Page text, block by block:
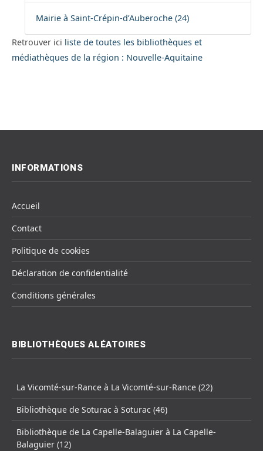
Mairie à Saint-Crépin-d’Auberoche (24)
Retrouver ici liste de toutes les bibliothèques et
médiathèques de la région : Nouvelle-Aquitaine
INFORMATIONS
Accueil
Contact
Politique de cookies
Déclaration de confidentialité
Conditions générales
BIBLIOTHÈQUES ALÉATOIRES
La Vicomté-sur-Rance à La Vicomté-sur-Rance (22)
Bibliothèque de Soturac à Soturac (46)
Bibliothèque de La Capelle-Balaguier à La Capelle-
Balaguier (12)